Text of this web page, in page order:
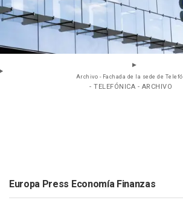
Archivo - Fachada de la sede de
- TELEFÓNICA - ARCHIVO
Europa Press Economía Finanzas